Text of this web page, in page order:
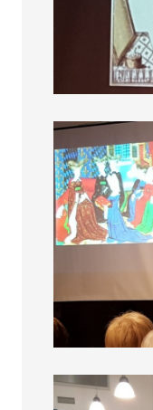
Fascino femminile
Fascino femminile